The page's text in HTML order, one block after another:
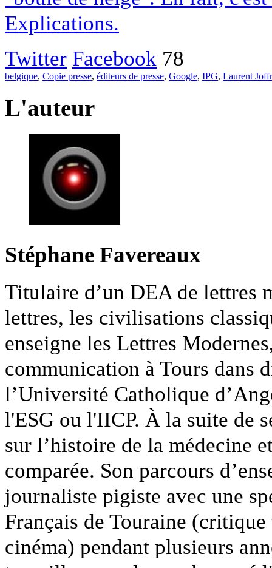
Explications.
Twitter Facebook 78
belgique, Copie presse, éditeurs de presse, Google, IPG, Laurent
L'auteur
Stéphane Favereaux
Titulaire d’un DEA de lettres
lettres, les civilisations
enseigne les Lettres
communication à Tours dans
l’Université Catholique
l'ESG ou l'IICP. À la suite de
sur l’histoire de la médecine
comparée. Son parcours
journaliste pigiste avec une
Français de Touraine
cinéma) pendant plusieurs